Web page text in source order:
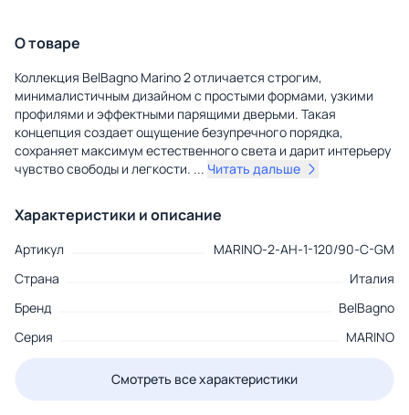
О товаре
Коллекция BelBagno Marino 2 отличается строгим,
минималистичным дизайном с простыми формами, узкими
профилями и эффектными парящими дверьми. Такая
концепция создает ощущение безупречного порядка,
сохраняет максимум естественного света и дарит интерьеру
чувство свободы и легкости. ... Читать дальше
Характеристики и описание
Артикул
MARINO-2-AH-1-120/90-C-GM
Страна
Италия
Бренд
BelBagno
Серия
MARINO
Смотреть все характеристики